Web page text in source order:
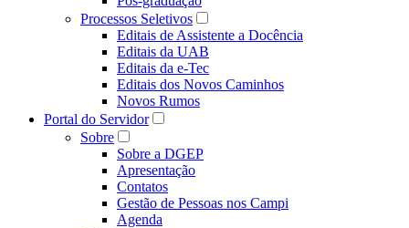
Processos Seletivos
Editais de Assistente a Docência
Editais da UAB
Editais da e-Tec
Editais dos Novos Caminhos
Novos Rumos
Portal do Servidor
Sobre
Sobre a DGEP
Apresentação
Contatos
Gestão de Pessoas nos Campi
Agenda